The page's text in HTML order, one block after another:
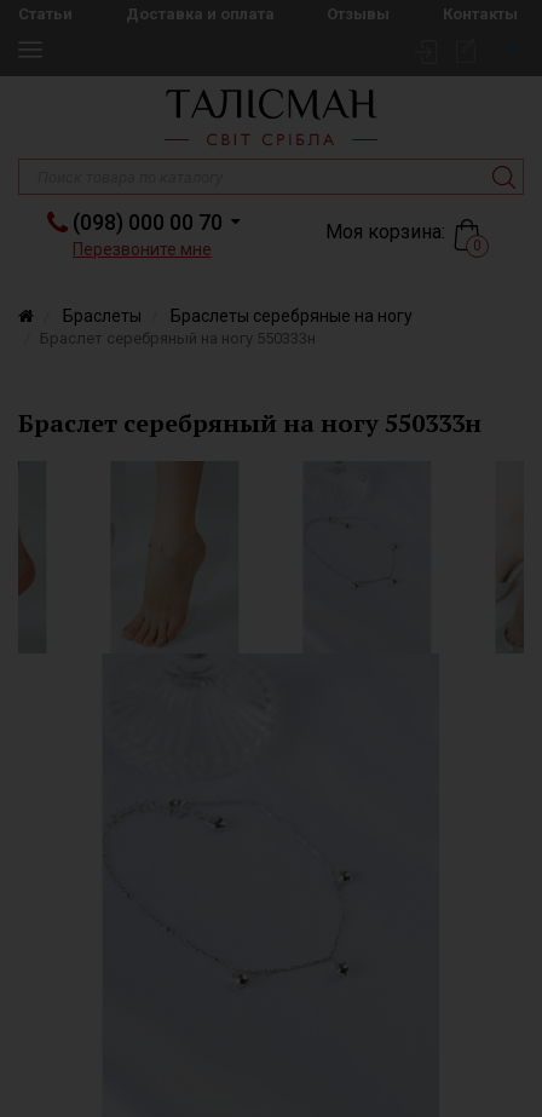
Статьи Доставка и оплата Отзывы Контакты
(098) 000 00 70
Перезвоните мне
Моя корзина:
0
Браслеты Браслеты серебряные на ногу
Браслет серебряный на ногу 550333н
Браслет серебряный на ногу 550333н